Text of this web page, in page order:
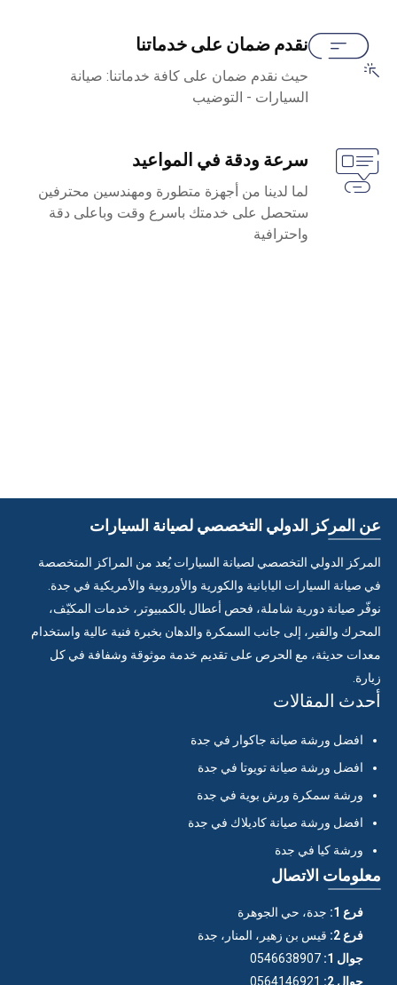
نقدم ضمان على خدماتنا
حيث نقدم ضمان على كافة خدماتنا: صيانة
السيارات - التوضيب
سرعة ودقة في المواعيد
لما لدينا من أجهزة متطورة ومهندسين محترفين
ستحصل على خدمتك باسرع وقت وباعلى دقة
واحترافية
عن المركز الدولي التخصصي لصيانة السيارات
المركز الدولي التخصصي لصيانة السيارات يُعد من المراكز المتخصصة
في صيانة السيارات اليابانية والكورية والأوروبية والأمريكية في جدة.
نوفّر صيانة دورية شاملة، فحص أعطال بالكمبيوتر، خدمات المكيّف،
المحرك والقير، إلى جانب السمكرة والدهان بخبرة فنية عالية واستخدام
معدات حديثة، مع الحرص على تقديم خدمة موثوقة وشفافة في كل
زيارة.
أحدث المقالات
افضل ورشة صيانة جاكوار في جدة
افضل ورشة صيانة تويوتا في جدة
ورشة سمكرة ورش بوية في جدة
افضل ورشة صيانة كاديلاك في جدة
ورشة كيا في جدة
معلومات الاتصال
فرع 1:
جدة، حي الجوهرة
فرع 2:
قيس بن زهير، المنار، جدة
جوال 1:
0546638907
جوال 2:
0564146921